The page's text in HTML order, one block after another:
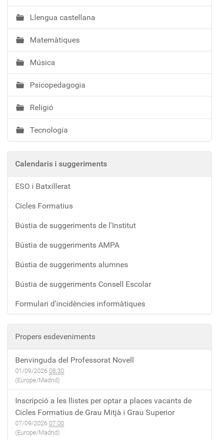
Llengua castellana
Matemàtiques
Música
Psicopedagogia
Religió
Tecnologia
Calendaris i suggeriments
ESO i Batxillerat
Cicles Formatius
Bústia de suggeriments de l'Institut
Bústia de suggeriments AMPA
Bústia de suggeriments alumnes
Bústia de suggeriments Consell Escolar
Formulari d'incidències informàtiques
Propers esdeveniments
Benvinguda del Professorat Novell
01/09/2026 08:30
(Europe/Madrid)
Inscripció a les llistes per optar a places vacants de
Cicles Formatius de Grau Mitjà i Grau Superior
07/09/2026 07:00
(Europe/Madrid)